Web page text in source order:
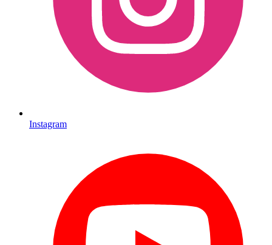
Instagram